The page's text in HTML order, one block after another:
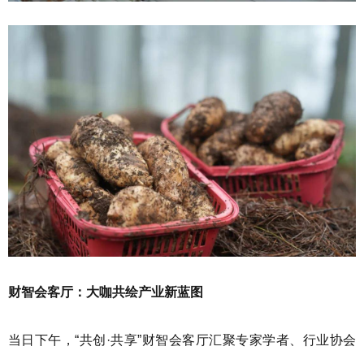
财智会客厅：大咖共绘产业新蓝图
当日下午，“共创·共享”财智会客厅汇聚专家学者、行业协会